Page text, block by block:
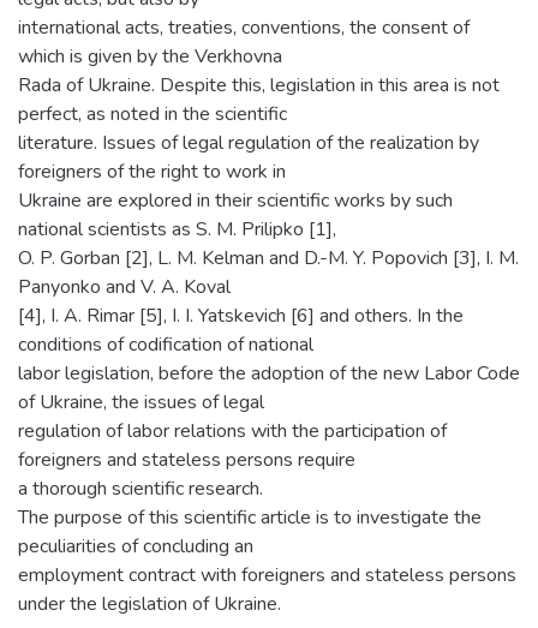
international acts, treaties, conventions, the consent of
which is given by the Verkhovna
Rada of Ukraine. Despite this, legislation in this area is not
perfect, as noted in the scientific
literature. Issues of legal regulation of the realization by
foreigners of the right to work in
Ukraine are explored in their scientific works by such
national scientists as S. M. Prilipko [1],
O. P. Gorban [2], L. M. Kelman and D.-M. Y. Popovich [3], I. M.
Panyonko and V. A. Koval
[4], I. A. Rimar [5], I. I. Yatskevich [6] and others. In the
conditions of codification of national
labor legislation, before the adoption of the new Labor Code
of Ukraine, the issues of legal
regulation of labor relations with the participation of
foreigners and stateless persons require
a thorough scientific research.
The purpose of this scientific article is to investigate the
peculiarities of concluding an
employment contract with foreigners and stateless persons
under the legislation of Ukraine.